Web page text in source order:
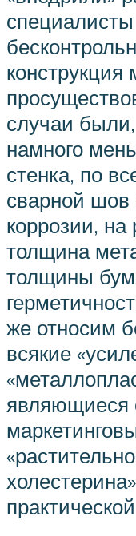
конструкция
случаи
намного
стенка, по
сварной шов
коррозии, на
толщина
толщины
же относим
всякие